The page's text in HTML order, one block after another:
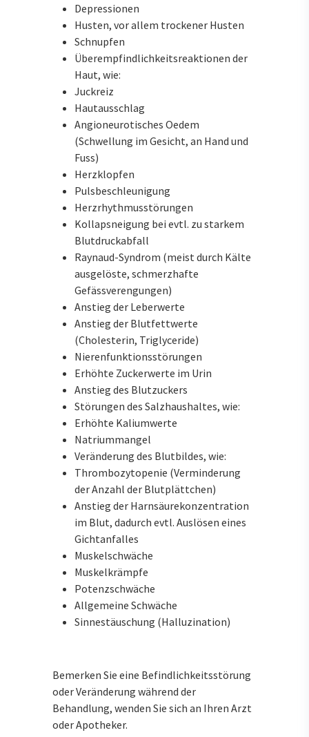
Depressionen
Husten, vor allem trockener Husten
Schnupfen
Überempfindlichkeitsreaktionen der
Haut, wie:
Juckreiz
Hautausschlag
Angioneurotisches Oedem
(Schwellung im Gesicht, an Hand und
Fuss)
Herzklopfen
Pulsbeschleunigung
Herzrhythmusstörungen
Kollapsneigung bei evtl. zu starkem
Blutdruckabfall
Raynaud-Syndrom (meist durch Kälte
ausgelöste, schmerzhafte
Gefässverengungen)
Anstieg der Leberwerte
Anstieg der Blutfettwerte
(Cholesterin, Triglyceride)
Nierenfunktionsstörungen
Erhöhte Zuckerwerte im Urin
Anstieg des Blutzuckers
Störungen des Salzhaushaltes, wie:
Erhöhte Kaliumwerte
Natriummangel
Veränderung des Blutbildes, wie:
Thrombozytopenie (Verminderung
der Anzahl der Blutplättchen)
Anstieg der Harnsäurekonzentration
im Blut, dadurch evtl. Auslösen eines
Gichtanfalles
Muskelschwäche
Muskelkrämpfe
Potenzschwäche
Allgemeine Schwäche
Sinnestäuschung (Halluzination)
Bemerken Sie eine Befindlichkeitsstörung
oder Veränderung während der
Behandlung, wenden Sie sich an Ihren Arzt
oder Apotheker.